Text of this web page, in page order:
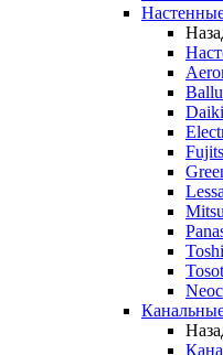
Ballu
Tosot